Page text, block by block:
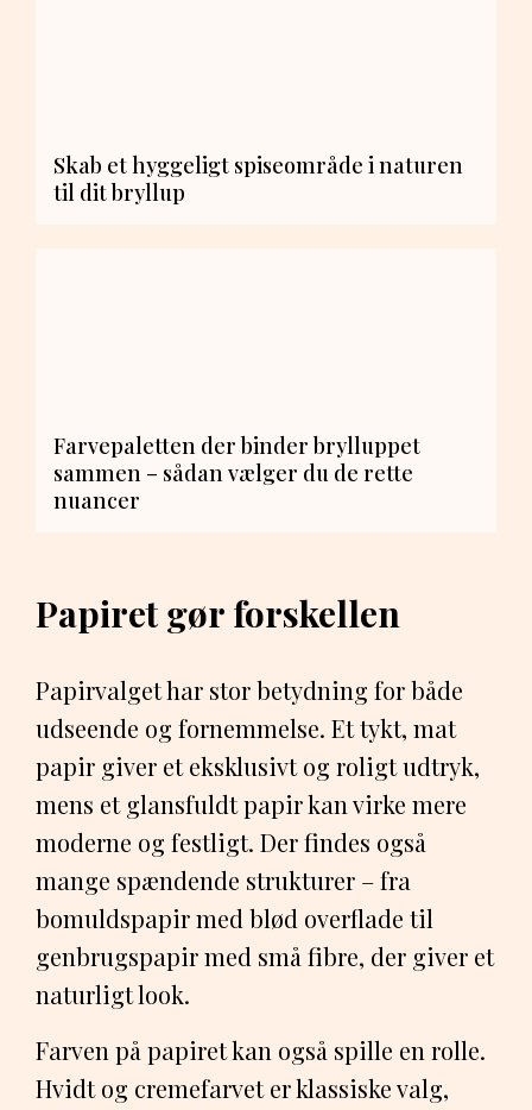
Skab et hyggeligt spiseområde i naturen
til dit bryllup
Farvepaletten der binder brylluppet
sammen – sådan vælger du de rette
nuancer
Papiret gør forskellen
Papirvalget har stor betydning for både
udseende og fornemmelse. Et tykt, mat
papir giver et eksklusivt og roligt udtryk,
mens et glansfuldt papir kan virke mere
moderne og festligt. Der findes også
mange spændende strukturer – fra
bomuldspapir med blød overflade til
genbrugspapir med små fibre, der giver et
naturligt look.
Farven på papiret kan også spille en rolle.
Hvidt og cremefarvet er klassiske valg,